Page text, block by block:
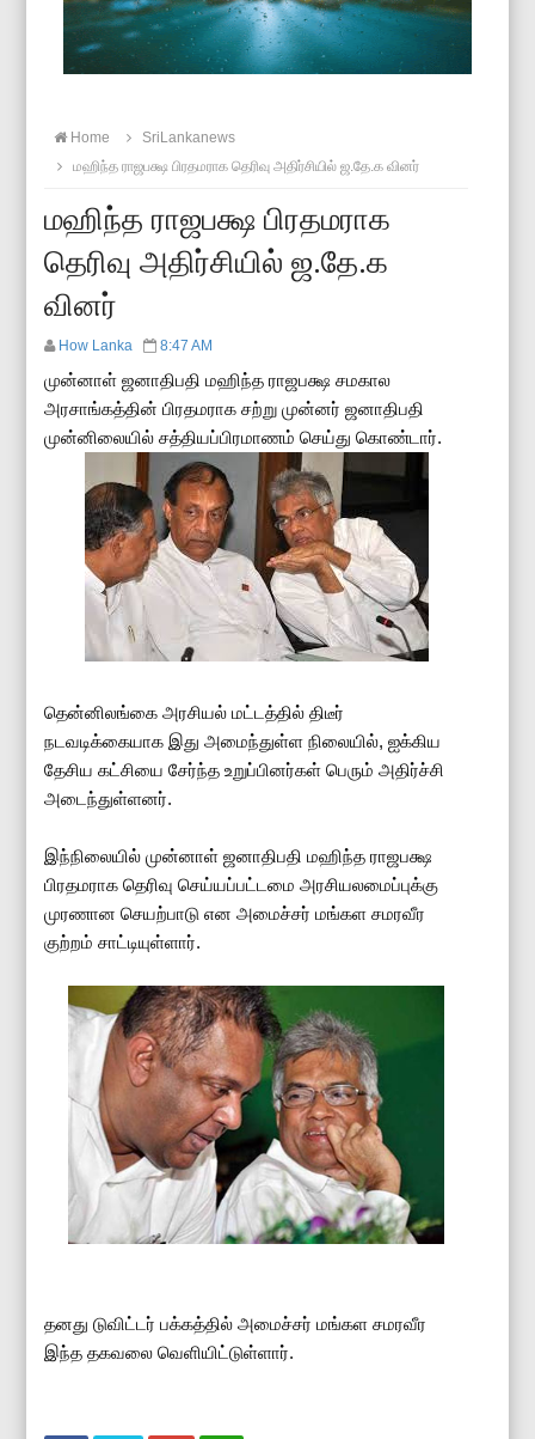
Home
SriLankanews
மஹிந்த ராஜபக்ஷ பிரதமராக தெரிவு அதிர்சியில் ஜ.தே.க வினர்
மஹிந்த ராஜபக்ஷ பிரதமராக
தெரிவு அதிர்சியில் ஜ.தே.க
வினர்
How Lanka 8:47 AM
முன்னாள் ஜனாதிபதி மஹிந்த ராஜபக்ஷ சமகால
அரசாங்கத்தின் பிரதமராக சற்று முன்னர் ஜனாதிபதி
முன்னிலையில் சத்தியப்பிரமாணம் செய்து கொண்டார்.
தென்னிலங்கை அரசியல் மட்டத்தில் திடீர்
நடவடிக்கையாக இது அமைந்துள்ள நிலையில், ஐக்கிய
தேசிய கட்சியை சேர்ந்த உறுப்பினர்கள் பெரும் அதிர்ச்சி
அடைந்துள்ளனர்.
இந்நிலையில் முன்னாள் ஜனாதிபதி மஹிந்த ராஜபக்ஷ
பிரதமராக தெரிவு செய்யப்பட்டமை அரசியலமைப்புக்கு
முரணான செயற்பாடு என அமைச்சர் மங்கள சமரவீர
குற்றம் சாட்டியுள்ளார்.
தனது டுவிட்டர் பக்கத்தில் அமைச்சர் மங்கள சமரவீர
இந்த தகவலை வெளியிட்டுள்ளார்.